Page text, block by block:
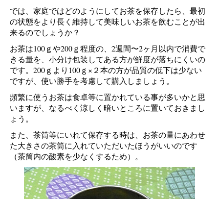
では、家庭ではどのようにしてお茶を保存したら、最初
の状態をより長く維持して美味しいお茶を飲むことが出
来るのでしょうか？
お茶は100ｇや200ｇ程度の、2週間〜2ヶ月以内で消費で
きる量を、小分け包装してある方が鮮度が落ちにくいの
です。200ｇより100ｇ×２本の方が品質の低下は少ない
ですが、使い勝手を考慮して購入しましょう。
頻繁に使うお茶は食卓等に置かれている事が多いかと思
いますが、なるべく涼しく暗いところに置いておきまし
ょう。
また、茶筒等にいれて保存する時は、お茶の量にあわせ
た大きさの茶筒に入れていただいたほうがいいのです
（茶筒内の酸素を少なくするため）。